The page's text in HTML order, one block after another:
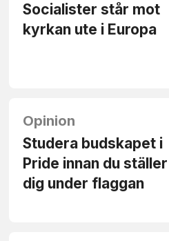
Socialister står mot
kyrkan ute i Europa
Opinion
Studera budskapet i
Pride innan du ställer
dig under flaggan